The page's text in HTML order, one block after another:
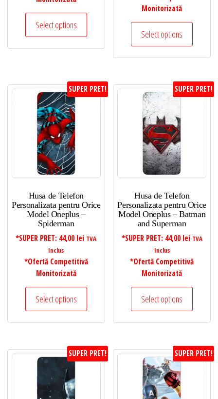
Select options
Monitorizată
Select options
SUPER PRET!
Husa de Telefon
Personalizata pentru Orice
Model Oneplus –
Spiderman
*SUPER PRET: 44,00 lei TVA
Inclus
*Ofertă Competitivă
Monitorizată
Select options
SUPER PRET!
Husa de Telefon
Personalizata pentru Orice
Model Oneplus – Batman
and Superman
*SUPER PRET: 44,00 lei TVA
Inclus
*Ofertă Competitivă
Monitorizată
Select options
SUPER PRET! SUPER PRET!